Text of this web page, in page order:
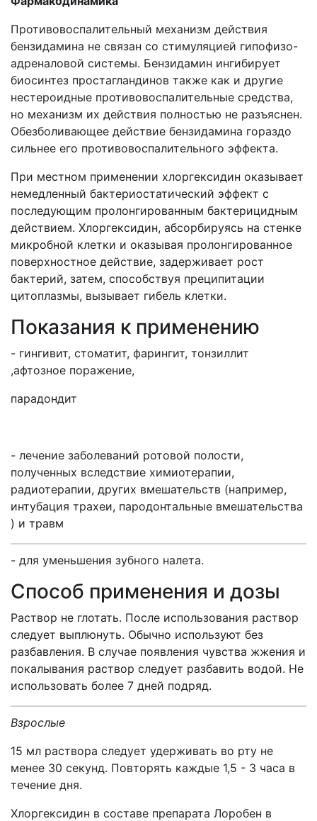
Противовоспалительный механизм действия
бензидамина не связан со стимуляцией гипофизо-
адреналовой системы. Бензидамин ингибирует
биосинтез простагландинов также как и другие
нестероидные противовоспалительные средства,
но механизм их действия полностью не разъяснен.
Обезболивающее действие бензидамина гораздо
сильнее его противовоспалительного эффекта.
При местном применении хлоргексидин оказывает
немедленный бактериостатический эффект с
последующим пролонгированным бактерицидным
действием. Хлоргексидин, абсорбируясь на стенке
микробной клетки и оказывая пролонгированное
поверхностное действие, задерживает рост
бактерий, затем, способствуя преципитации
цитоплазмы, вызывает гибель клетки.
Показания к применению
- гингивит, стоматит, фарингит, тонзиллит
,афтозное поражение,
парадондит
- лечение заболеваний ротовой полости,
полученных вследствие химиотерапии,
радиотерапии, других вмешательств (например,
интубация трахеи, пародонтальные вмешательства
) и травм
- для уменьшения зубного налета.
Способ применения и дозы
Раствор не глотать. После использования раствор
следует выплюнуть. Обычно используют без
разбавления. В случае появления чувства жжения и
покалывания раствор следует разбавить водой. Не
использовать более 7 дней подряд.
Взрослые
15 мл раствора следует удерживать во рту не
менее 30 секунд. Повторять каждые 1,5 - 3 часа в
течение дня.
Хлоргексидин в составе препарата Лоробен в